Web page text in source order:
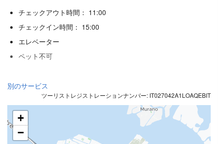
チェックアウト時間： 11:00
チェックイン時間： 15:00
エレベーター
ペット不可
飲食
アラカルトレストラン
バー
施設内のカフェ
別のサービス
ツーリストレジストレーションナンバー: IT027042A1LOAQEBIT
+
−